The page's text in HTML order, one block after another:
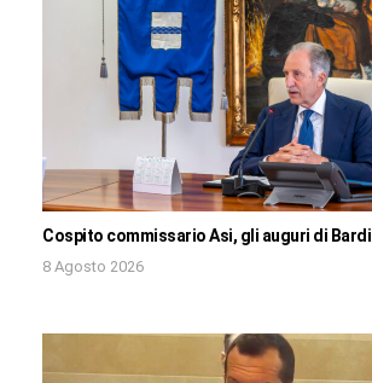
Cospito commissario Asi, gli auguri di Bardi
8 Agosto 2026